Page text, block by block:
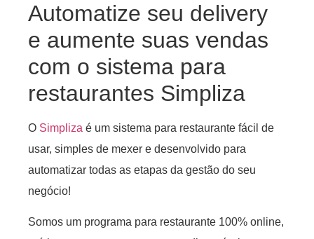
Automatize seu delivery
e aumente suas vendas
com o sistema para
restaurantes Simpliza
O Simpliza é um sistema para restaurante fácil de
usar, simples de mexer e desenvolvido para
automatizar todas as etapas da gestão do seu
negócio!
Somos um programa para restaurante 100% online,